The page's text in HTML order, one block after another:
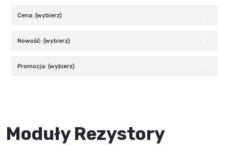
Cena: (wybierz)
Nowość: (wybierz)
Promocja: (wybierz)
Moduły Rezystory